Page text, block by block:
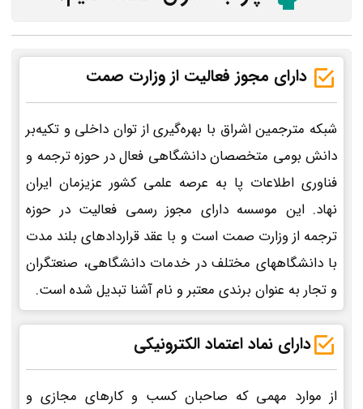
دارای مجوز فعالیت از وزارت صمت
شبکه مترجمین اشراق با بهره‌گیری از توان داخلی و تکیه‌بر
دانش بومی متخصصان دانشگاهی فعال در حوزه ترجمه و
فناوری اطلاعات پا به عرصه علمی کشور عزیزمان ایران
نهاد. این موسسه دارای مجوز رسمی فعالیت در حوزه
ترجمه از وزارت صمت است و با عقد قراردادهای بلند مدت
با دانشگاههای مختلف در خدمات دانشگاهی، صنعتگران
و تجار به عنوان برندی معتبر و نام آشنا تبدیل شده است.
دارای نماد اعتماد الکترونیکی
از موارد مهمی که صاحبان کسب و کارهای مجازی و